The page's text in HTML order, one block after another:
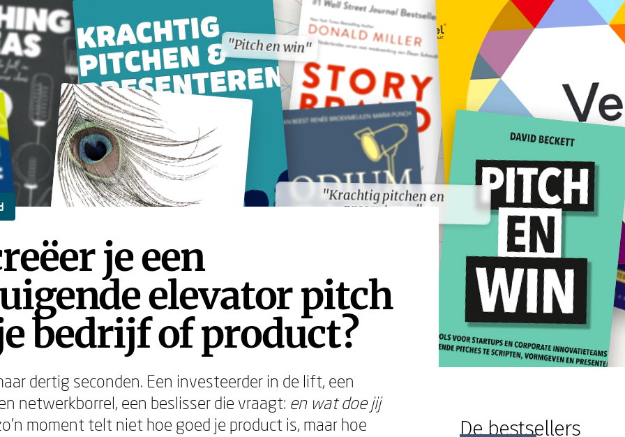
"Pitch en win"
"Krachtig pitchen en
presenteren"
"Pitch en win"
"Krachtig pitchen en
presenteren"
je een
elevator pitch
bedrijf of product?
dertig seconden. Een investeerder in de lift, een
netwerkborrel, een beslisser die vraagt: en wat doe jij
moment telt niet hoe goed je product is, maar hoe
De bestsellers